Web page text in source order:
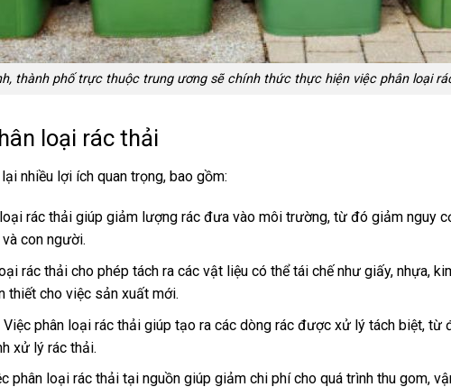
thành phố trực thuộc trung ương sẽ chính thức thực hiện việc phân loại
loại rác thải
nhiều lợi ích quan trọng, bao gồm:
rác thải giúp giảm lượng rác đưa vào môi trường, từ đó giảm nguy
con người.
rác thải cho phép tách ra các vật liệu có thể tái chế như giấy, nhựa,
thiết cho việc sản xuất mới.
phân loại rác thải giúp tạo ra các dòng rác được xử lý tách biệt,
xử lý rác thải.
phân loại rác thải tại nguồn giúp giảm chi phí cho quá trình thu gom,